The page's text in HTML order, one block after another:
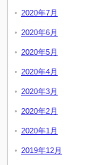
2020年7月
2020年6月
2020年5月
2020年4月
2020年3月
2020年2月
2020年1月
2019年12月